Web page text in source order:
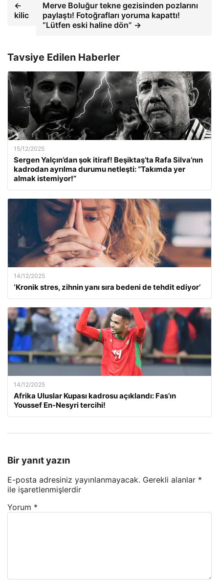
←
kilic
Merve Boluğur tekne gezisinden pozlarını
paylaştı! Fotoğrafları yoruma kapattı!
“Lütfen eski haline dön” →
Tavsiye Edilen Haberler
15/12/2025
Sergen Yalçın’dan şok itiraf! Beşiktaş’ta Rafa Silva’nın
kadrodan ayrılma durumu netleşti: “Takımda yer
almak istemiyor!”
14/12/2025
‘Kronik stres, zihnin yanı sıra bedeni de tehdit ediyor’
14/12/2025
Afrika Uluslar Kupası kadrosu açıklandı: Fas’ın
Youssef En-Nesyri tercihi!
Bir yanıt yazın
E-posta adresiniz yayınlanmayacak. Gerekli alanlar *
ile işaretlenmişlerdir
Yorum *